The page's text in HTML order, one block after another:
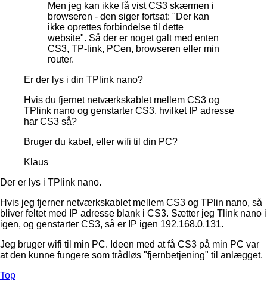
Men jeg kan ikke få vist CS3 skærmen i
browseren - den siger fortsat: "Der kan
ikke oprettes forbindelse til dette
website". Så der er noget galt med enten
CS3, TP-link, PCen, browseren eller min
router.
Er der lys i din TPlink nano?
Hvis du fjernet netværkskablet mellem CS3 og
TPlink nano og genstarter CS3, hvilket IP adresse
har CS3 så?
Bruger du kabel, eller wifi til din PC?
Klaus
Der er lys i TPlink nano.
Hvis jeg fjerner netværkskablet mellem CS3 og TPlin nano, så
bliver feltet med IP adresse blank i CS3. Sætter jeg Tlink nano i
igen, og genstarter CS3, så er IP igen 192.168.0.131.
Jeg bruger wifi til min PC. Ideen med at få CS3 på min PC var
at den kunne fungere som trådløs "fjernbetjening" til anlægget.
Top